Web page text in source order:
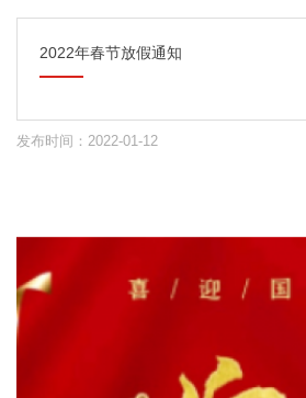
2022年春节放假通知
发布时间：2022-01-12